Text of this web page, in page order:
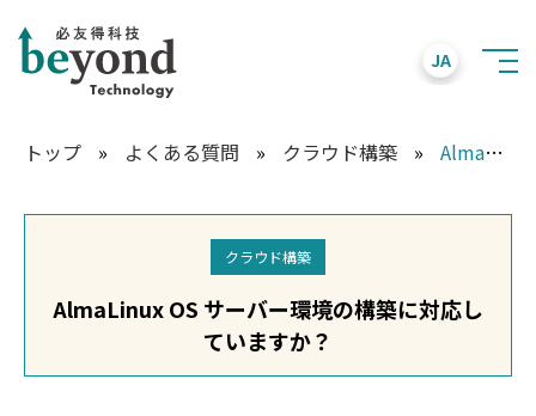
JA
トップ » よくある質問 » クラウド構築 » AlmaLinux OS サーバー環境の構築に対応していますか？
クラウド構築
AlmaLinux OS サーバー環境の構築に対応し
ていますか？